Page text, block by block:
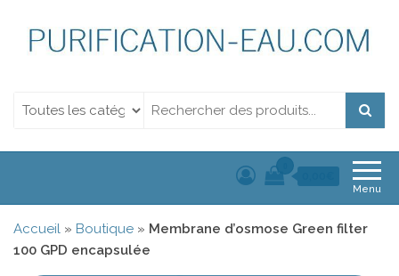
Purification de l'eau.
Filtration et
Désinfection Uv
Menu
Accueil » Boutique » Membrane d’osmose Green filter
100 GPD encapsulée